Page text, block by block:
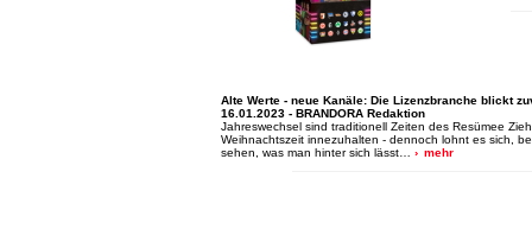
Alte Werte - neue Kanäle: Die Lizenzbranche blickt
16.01.2023 - BRANDORA Redaktion
Jahreswechsel sind traditionell Zeiten des Resümee
Weihnachtszeit innezuhalten - dennoch lohnt es sich,
sehen, was man hinter sich lässt…
mehr